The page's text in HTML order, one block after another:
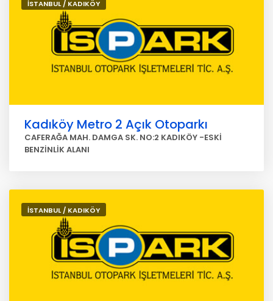
İSTANBUL / KADIKÖY
Kadıköy Metro 2 Açık Otoparkı
CAFERAĞA MAH. DAMGA SK. NO:2 KADIKÖY -ESKİ
BENZİNLİK ALANI
İSTANBUL / KADIKÖY